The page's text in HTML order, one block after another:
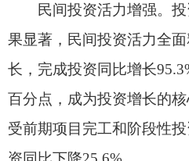
商品房销售额10.13亿元，同比增
住宅销售额8.95亿元，增长
额1.18亿元，增长85.5%。
（四）限额以上社会消费品
缩。 1-11月，全市限额以上社会